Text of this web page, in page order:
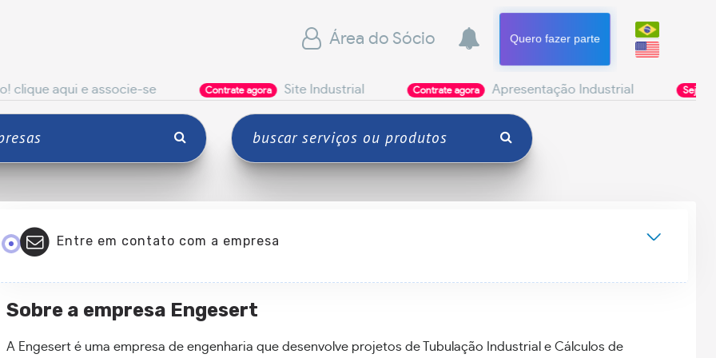
Área do Sócio Quero fazer parte
e associe-se Contrate agora Site Industrial Contrate agora Apresentação Industrial Seja Parceiro
Entre em contato com a empresa
Sobre a empresa Engesert
A Engesert é uma empresa de engenharia que desenvolve projetos de Tubulação Industrial e Cálculos de